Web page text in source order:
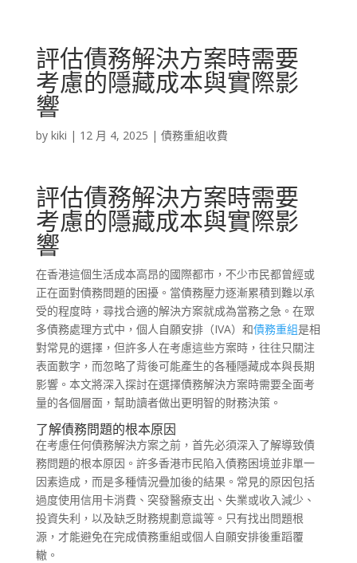
評估債務解決方案時需要
考慮的隱藏成本與實際影
響
by kiki | 12 月 4, 2025 | 債務重組收費
評估債務解決方案時需要
考慮的隱藏成本與實際影
響
在香港這個生活成本高昂的國際都市，不少市民都曾經或
正在面對債務問題的困擾。當債務壓力逐漸累積到難以承
受的程度時，尋找合適的解決方案就成為當務之急。在眾
多債務處理方式中，個人自願安排（IVA）和債務重組是相
對常見的選擇，但許多人在考慮這些方案時，往往只關注
表面數字，而忽略了背後可能產生的各種隱藏成本與長期
影響。本文將深入探討在選擇債務解決方案時需要全面考
量的各個層面，幫助讀者做出更明智的財務決策。
了解債務問題的根本原因
在考慮任何債務解決方案之前，首先必須深入了解導致債
務問題的根本原因。許多香港市民陷入債務困境並非單一
因素造成，而是多種情況疊加後的結果。常見的原因包括
過度使用信用卡消費、突發醫療支出、失業或收入減少、
投資失利，以及缺乏財務規劃意識等。只有找出問題根
源，才能避免在完成債務重組或個人自願安排後重蹈覆
轍。